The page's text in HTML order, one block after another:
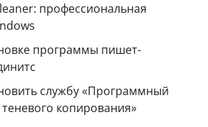
профессиональная
программы пишет-
службу «Программный
копирования»